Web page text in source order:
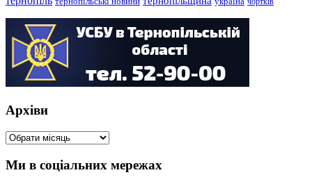
Архіви
Архіви
Ми в соціальних мережах